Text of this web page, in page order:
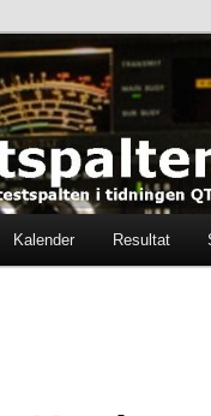
contestspalten i tidningen
Kalender Resultat